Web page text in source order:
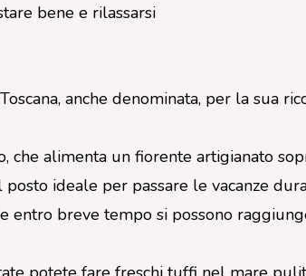
bene e rilassarsi
anche denominata, per la sua
alimenta un fiorente artigianato
ideale per passare le vacanze
entro breve tempo si possono